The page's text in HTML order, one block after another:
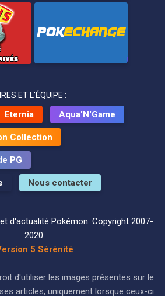
ET L’ÉQUIPE :
Eternia Aqua'N'Game
Collection
PG
Nous contacter
d'actualité Pokémon. Copyright 2007-
2020.
5 Sérénité
d'utiliser les images présentes sur le
articles, uniquement lorsque ceux-ci